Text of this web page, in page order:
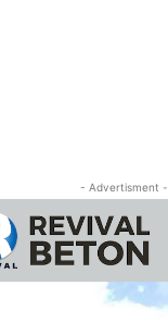
- Advertisment -